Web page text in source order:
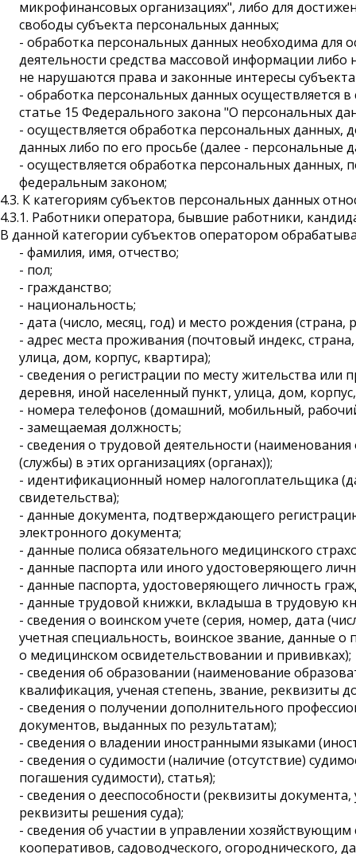
микрофинансовых организациях", либо для
свободы субъекта персональных данных;
- обработка персональных данных необходима для
деятельности средства массовой информации
не нарушаются права и законные интересы
- обработка персональных данных осуществляется
статье 15 Федерального закона "О персональных
- осуществляется обработка персональных
данных либо по его просьбе (далее -
- осуществляется обработка персональных
федеральным законом;
4.3. К категориям субъектов персональных данных
4.3.1. Работники оператора, бывшие работники,
В данной категории субъектов оператором
- фамилия, имя, отчество;
- пол;
- гражданство;
- национальность;
- дата (число, месяц, год) и место рождения
- адрес места проживания (почтовый индекс,
улица, дом, корпус, квартира);
- сведения о регистрации по месту жительства или
деревня, иной населенный пункт, улица, дом,
- номера телефонов (домашний, мобильный,
- замещаемая должность;
- сведения о трудовой деятельности
(службы) в этих организациях (органах));
- идентификационный номер налогоплательщика
свидетельства);
- данные документа, подтверждающего
электронного документа;
- данные полиса обязательного медицинского
- данные паспорта или иного удостоверяющего
- данные паспорта, удостоверяющего личность
- данные трудовой книжки, вкладыша в трудовую
- сведения о воинском учете (серия, номер, дата
учетная специальность, воинское звание, данные
о медицинском освидетельствовании и прививках);
- сведения об образовании (наименование
квалификация, ученая степень, звание, реквизиты
- сведения о получении дополнительного
документов, выданных по результатам);
- сведения о владении иностранными языками
- сведения о судимости (наличие (отсутствие)
погашения судимости), статья);
- сведения о дееспособности (реквизиты
реквизиты решения суда);
- сведения об участии в управлении
кооперативов, садоводческого, огороднического,